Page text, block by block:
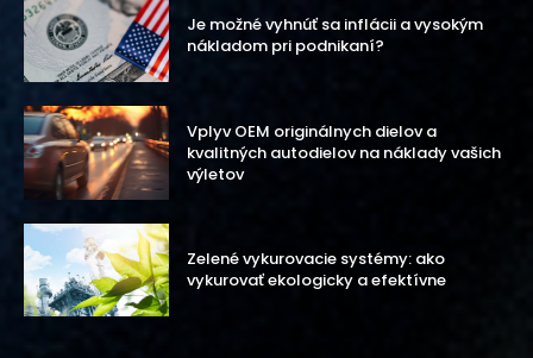
Je možné vyhnúť sa inflácii a vysokým
nákladom pri podnikaní?
Vplyv OEM originálnych dielov a
kvalitných autodielov na náklady vašich
výletov
Zelené vykurovacie systémy: ako
vykurovať ekologicky a efektívne